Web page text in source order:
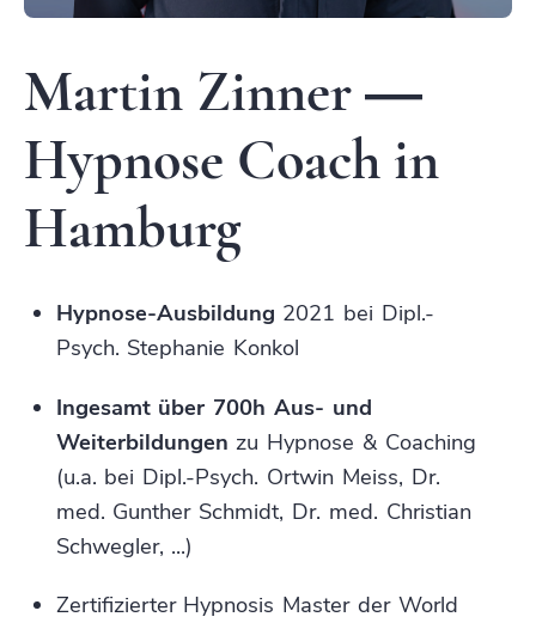
Martin Zinner —
Hypnose Coach in
Hamburg
Hypnose-Ausbildung 2021 bei Dipl.-
Psych. Stephanie Konkol
Ingesamt über 700h Aus- und
Weiterbildungen zu Hypnose & Coaching
(u.a. bei Dipl.-Psych. Ortwin Meiss, Dr.
med. Gunther Schmidt, Dr. med. Christian
Schwegler, ...)
Zertifizierter Hypnosis Master der World